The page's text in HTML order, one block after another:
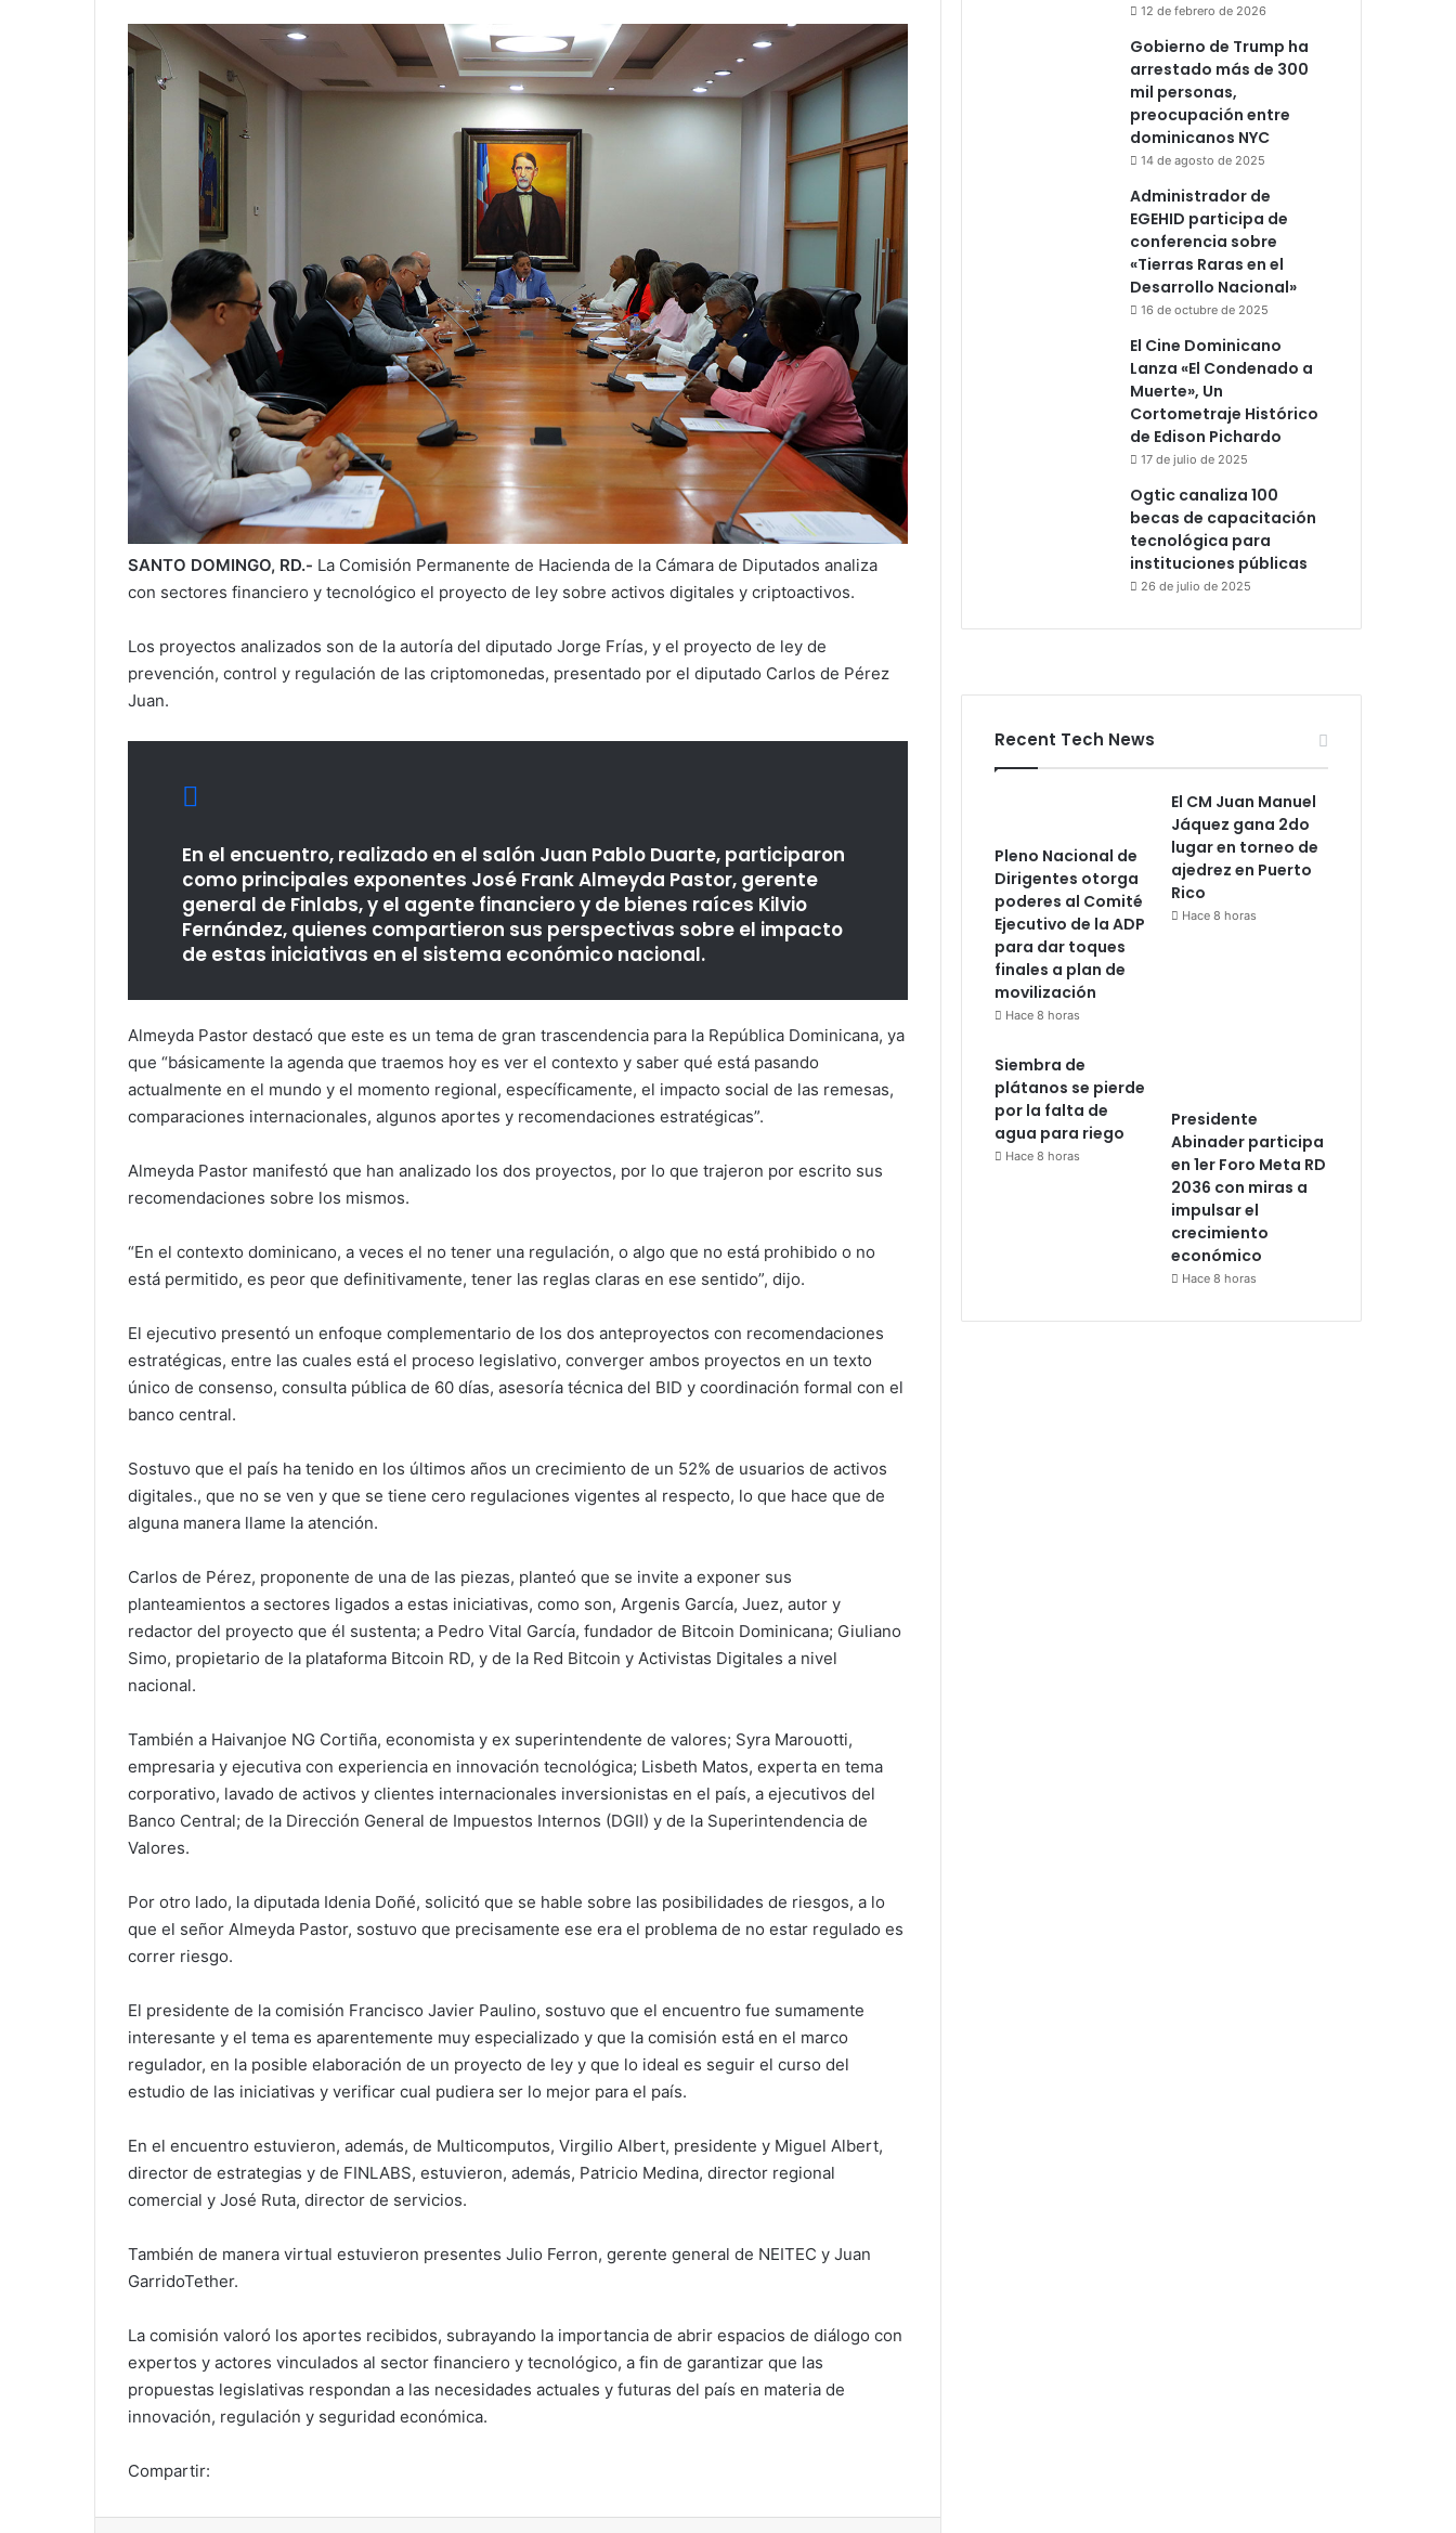
SANTO DOMINGO, RD.- La Comisión Permanente de Hacienda de la Cámara de Diputados analiza
con sectores financiero y tecnológico el proyecto de ley sobre activos digitales y criptoactivos.
Los proyectos analizados son de la autoría del diputado Jorge Frías, y el proyecto de ley de
prevención, control y regulación de las criptomonedas, presentado por el diputado Carlos de Pérez
Juan.
En el encuentro, realizado en el salón Juan Pablo Duarte, participaron
como principales exponentes José Frank Almeyda Pastor, gerente
general de Finlabs, y el agente financiero y de bienes raíces Kilvio
Fernández, quienes compartieron sus perspectivas sobre el impacto
de estas iniciativas en el sistema económico nacional.
Almeyda Pastor destacó que este es un tema de gran trascendencia para la República Dominicana, ya
que “básicamente la agenda que traemos hoy es ver el contexto y saber qué está pasando
actualmente en el mundo y el momento regional, específicamente, el impacto social de las remesas,
comparaciones internacionales, algunos aportes y recomendaciones estratégicas”.
Almeyda Pastor manifestó que han analizado los dos proyectos, por lo que trajeron por escrito sus
recomendaciones sobre los mismos.
“En el contexto dominicano, a veces el no tener una regulación, o algo que no está prohibido o no
está permitido, es peor que definitivamente, tener las reglas claras en ese sentido”, dijo.
El ejecutivo presentó un enfoque complementario de los dos anteproyectos con recomendaciones
estratégicas, entre las cuales está el proceso legislativo, converger ambos proyectos en un texto
único de consenso, consulta pública de 60 días, asesoría técnica del BID y coordinación formal con el
banco central.
Sostuvo que el país ha tenido en los últimos años un crecimiento de un 52% de usuarios de activos
digitales., que no se ven y que se tiene cero regulaciones vigentes al respecto, lo que hace que de
alguna manera llame la atención.
Carlos de Pérez, proponente de una de las piezas, planteó que se invite a exponer sus
planteamientos a sectores ligados a estas iniciativas, como son, Argenis García, Juez, autor y
redactor del proyecto que él sustenta; a Pedro Vital García, fundador de Bitcoin Dominicana; Giuliano
Simo, propietario de la plataforma Bitcoin RD, y de la Red Bitcoin y Activistas Digitales a nivel
nacional.
También a ⁠Haivanjoe NG Cortiña, economista y ex superintendente de valores; ⁠Syra Marouotti,
empresaria y ejecutiva con experiencia en innovación tecnológica; Lisbeth Matos, experta en tema
corporativo, lavado de activos y clientes internacionales inversionistas en el país, a ejecutivos del
Banco Central; de la Dirección General de Impuestos Internos (DGII) y de la Superintendencia de
Valores.
Por otro lado, la diputada Idenia Doñé, solicitó que se hable sobre las posibilidades de riesgos, a lo
que el señor Almeyda Pastor, sostuvo que precisamente ese era el problema de no estar regulado es
correr riesgo.
El presidente de la comisión Francisco Javier Paulino, sostuvo que el encuentro fue sumamente
interesante y el tema es aparentemente muy especializado y que la comisión está en el marco
regulador, en la posible elaboración de un proyecto de ley y que lo ideal es seguir el curso del
estudio de las iniciativas y verificar cual pudiera ser lo mejor para el país.
En el encuentro estuvieron, además, de Multicomputos, Virgilio Albert, presidente y Miguel Albert,
director de estrategias y de FINLABS, estuvieron, además, Patricio Medina, director regional
comercial y José Ruta, director de servicios.
También de manera virtual estuvieron presentes Julio Ferron, gerente general de NEITEC y Juan
GarridoTether.
La comisión valoró los aportes recibidos, subrayando la importancia de abrir espacios de diálogo con
expertos y actores vinculados al sector financiero y tecnológico, a fin de garantizar que las
propuestas legislativas respondan a las necesidades actuales y futuras del país en materia de
innovación, regulación y seguridad económica.
Compartir:
12 de febrero de 2026
Gobierno de Trump ha
arrestado más de 300
mil personas,
preocupación entre
dominicanos NYC
14 de agosto de 2025
Administrador de
EGEHID participa de
conferencia sobre
«Tierras Raras en el
Desarrollo Nacional»
16 de octubre de 2025
El Cine Dominicano
Lanza «El Condenado a
Muerte», Un
Cortometraje Histórico
de Edison Pichardo
17 de julio de 2025
Ogtic canaliza 100
becas de capacitación
tecnológica para
instituciones públicas
26 de julio de 2025
Recent Tech News
Pleno Nacional de
Dirigentes otorga
poderes al Comité
Ejecutivo de la ADP
para dar toques
finales a plan de
movilización
Hace 8 horas
El CM Juan Manuel
Jáquez gana 2do
lugar en torneo de
ajedrez en Puerto
Rico
Hace 8 horas
Siembra de
plátanos se pierde
por la falta de
agua para riego
Hace 8 horas
Presidente
Abinader participa
en 1er Foro Meta RD
2036 con miras a
impulsar el
crecimiento
económico
Hace 8 horas